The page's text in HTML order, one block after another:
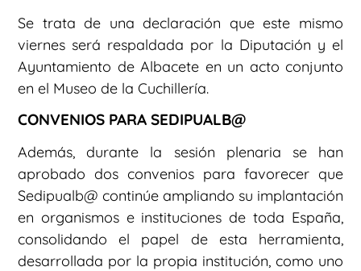
Se trata de una declaración que este mismo
viernes será respaldada por la Diputación y el
Ayuntamiento de Albacete en un acto conjunto
en el Museo de la Cuchillería.
CONVENIOS PARA SEDIPUALB@
Además, durante la sesión plenaria se han
aprobado dos convenios para favorecer que
Sedipualb@ continúe ampliando su implantación
en organismos e instituciones de toda España,
consolidando el papel de esta herramienta,
desarrollada por la propia institución, como uno